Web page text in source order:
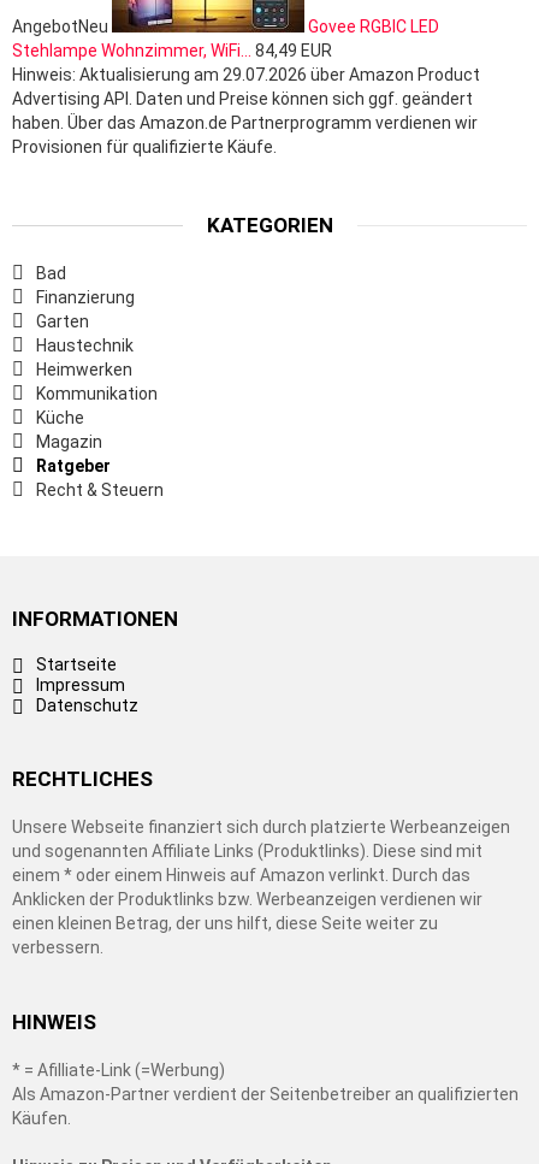
AngebotNeu
Govee RGBIC LED
Stehlampe Wohnzimmer, WiFi...
84,49 EUR
Hinweis: Aktualisierung am 29.07.2026 über Amazon Product
Advertising API. Daten und Preise können sich ggf. geändert
haben. Über das Amazon.de Partnerprogramm verdienen wir
Provisionen für qualifizierte Käufe.
KATEGORIEN
Bad
Finanzierung
Garten
Haustechnik
Heimwerken
Kommunikation
Küche
Magazin
Ratgeber
Recht & Steuern
INFORMATIONEN
Startseite
Impressum
Datenschutz
RECHTLICHES
Unsere Webseite finanziert sich durch platzierte Werbeanzeigen
und sogenannten Affiliate Links (Produktlinks). Diese sind mit
einem * oder einem Hinweis auf Amazon verlinkt. Durch das
Anklicken der Produktlinks bzw. Werbeanzeigen verdienen wir
einen kleinen Betrag, der uns hilft, diese Seite weiter zu
verbessern.
HINWEIS
* = Afilliate-Link (=Werbung)
Als Amazon-Partner verdient der Seitenbetreiber an qualifizierten
Käufen.